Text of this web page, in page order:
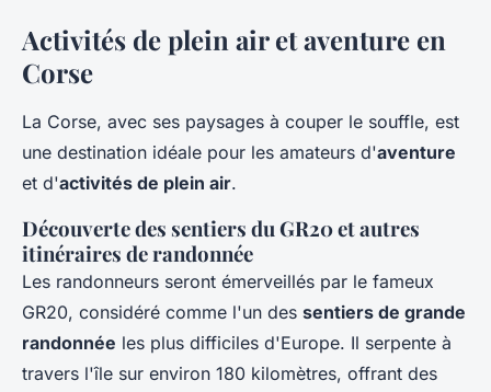
Activités de plein air et aventure en
Corse
La Corse, avec ses paysages à couper le souffle, est
une destination idéale pour les amateurs d'aventure
et d'activités de plein air.
Découverte des sentiers du GR20 et autres
itinéraires de randonnée
Les randonneurs seront émerveillés par le fameux
GR20, considéré comme l'un des sentiers de grande
randonnée les plus difficiles d'Europe. Il serpente à
travers l'île sur environ 180 kilomètres, offrant des